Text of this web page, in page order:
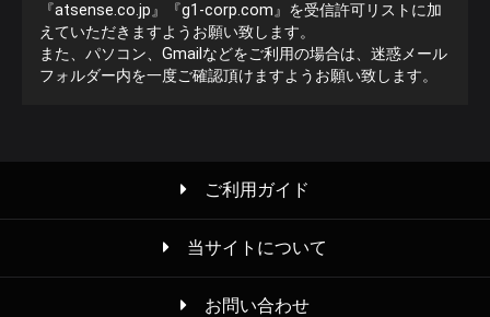
『atsense.co.jp』『g1-corp.com』を受信許可リストに加
えていただきますようお願い致します。
また、パソコン、Gmailなどをご利用の場合は、迷惑メール
フォルダー内を一度ご確認頂けますようお願い致します。
ご利用ガイド
当サイトについて
お問い合わせ